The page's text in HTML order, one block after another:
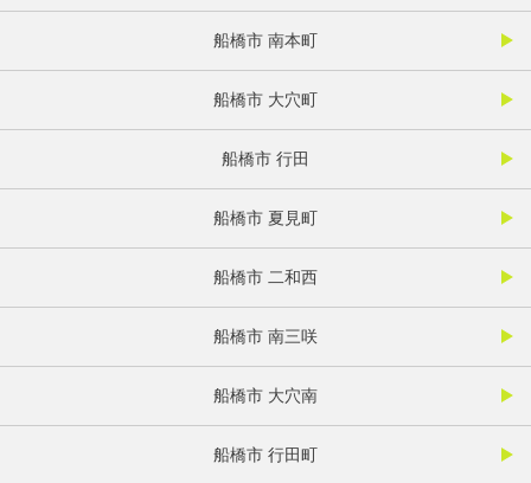
船橋市 南本町
船橋市 大穴町
船橋市 行田
船橋市 夏見町
船橋市 二和西
船橋市 南三咲
船橋市 大穴南
船橋市 行田町